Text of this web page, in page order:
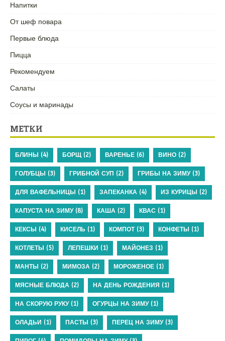
Напитки
От шеф повара
Первые блюда
Пицца
Рекомендуем
Салаты
Соусы и маринады
МЕТКИ
БЛИНЫ (4) БОРЩ (2) ВАРЕНЬЕ (6) ВИНО (2)
ГОЛУБЦЫ (3) ГРИБНОЙ СУП (2) ГРИБЫ НА ЗИМУ(3)
ДЛЯ ВАФЕЛЬНИЦЫ (1) ЗАПЕКАНКА (4) ИЗ КУРИЦЫ (2)
КАПУСТА НА ЗИМУ(8) КАША (2) КВАС (1)
КЕКСЫ (4) КИСЕЛЬ (1) КОМПОТ(3) КОНФЕТЫ (1)
КОТЛЕТЫ (5) ЛЕПЕШКИ (1) МАЙОНЕЗ (1)
МАНТЫ (2) МИМОЗА (2) МОРОЖЕНОЕ (1)
МЯСНЫЕ БЛЮДА (2) НА ДЕНЬ РОЖДЕНИЯ (1)
НА СКОРУЮ РУКУ(1) ОГУРЦЫ НА ЗИМУ(1)
ОЛАДЬИ (1) ПАСТЫ (3) ПЕРЕЦ НА ЗИМУ(3)